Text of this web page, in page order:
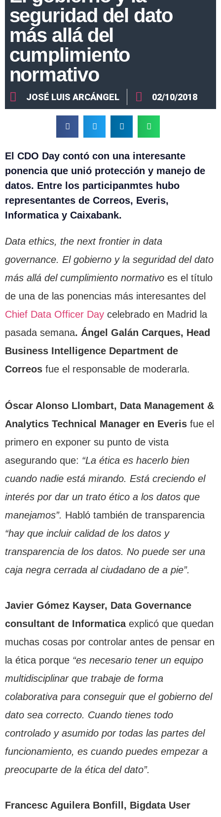
seguridad del dato
más allá del
cumplimiento
normativo
JOSÉ LUIS ARCÁNGEL 02/10/2018
El CDO Day contó con una interesante
ponencia que unió protección y manejo de
datos. Entre los participanmtes hubo
representantes de Correos, Everis,
Informatica y Caixabank.
Data ethics, the next frontier in data
governance. El gobierno y la seguridad del dato
más allá del cumplimiento normativo es el título
de una de las ponencias más interesantes del
Chief Data Officer Day celebrado en Madrid la
pasada semana. Ángel Galán Carques, Head
Business Intelligence Department de
Correos fue el responsable de moderarla.
Óscar Alonso Llombart, Data Management &
Analytics Technical Manager en Everis fue el
primero en exponer su punto de vista
asegurando que: “La ética es hacerlo bien
cuando nadie está mirando. Está creciendo el
interés por dar un trato ético a los datos que
manejamos”. Habló también de transparencia
“hay que incluir calidad de los datos y
transparencia de los datos. No puede ser una
caja negra cerrada al ciudadano de a pie”.
Javier Gómez Kayser, Data Governance
consultant de Informaticaexplicó que quedan
muchas cosas por controlar antes de pensar en
la ética porque “es necesario tener un equipo
multidisciplinar que trabaje de forma
colaborativa para conseguir que el gobierno del
dato sea correcto. Cuando tienes todo
controlado y asumido por todas las partes del
funcionamiento, es cuando puedes empezar a
preocuparte de la ética del dato”.
Francesc Aguilera Bonfill, Bigdata User